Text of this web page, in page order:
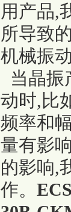
用产品,
所导致
机械振
当晶振
动时,比
频率和
量有影
的影响,
作。